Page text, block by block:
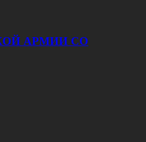
АРМИИ CО